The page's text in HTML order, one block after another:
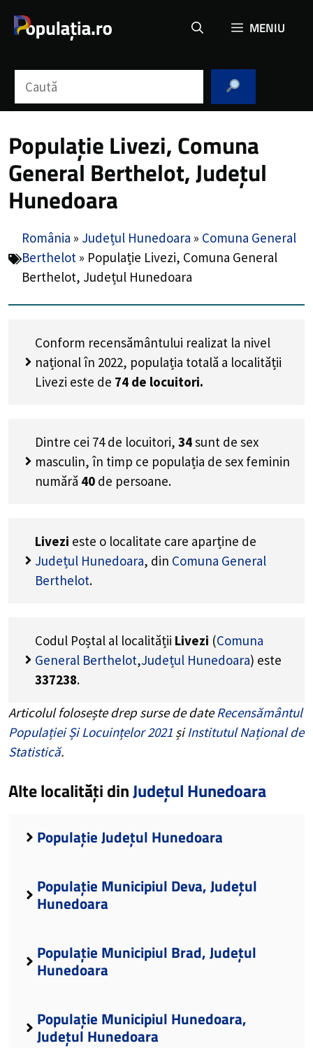
MENIU
Populație Livezi, Comuna
General Berthelot, Județul
Hunedoara
România » Județul Hunedoara » Comuna General
Berthelot » Populație Livezi, Comuna General
Berthelot, Județul Hunedoara
Conform recensământului realizat la nivel
național în 2022, populația totală a localității
Livezi este de 74 de locuitori.
Dintre cei 74 de locuitori, 34sunt de sex
masculin, în timp ce populația de sex feminin
numără 40 de persoane.
Livezi este o localitate care aparține de
Județul Hunedoara, din Comuna General
Berthelot.
Codul Poștal al localității Livezi (Comuna
General Berthelot,Județul Hunedoara) este
337238.
Articolul folosește drep surse de dateRecensământul
Populației Și Locuințelor 2021 șiInstitutul Național de
Statistică.
Alte localități dinJudețul Hunedoara
Populație Județul Hunedoara
Populație Municipiul Deva, Județul
Hunedoara
Populație Municipiul Brad, Județul
Hunedoara
Populație Municipiul Hunedoara,
Județul Hunedoara